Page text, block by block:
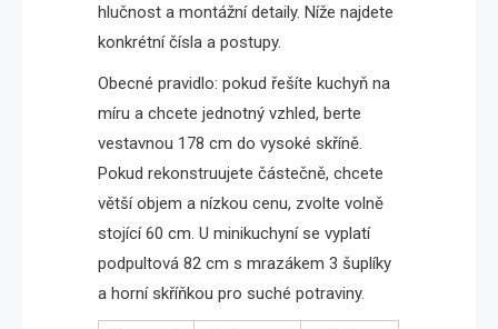
hlučnost a montážní detaily. Níže najdete
konkrétní čísla a postupy.
Obecné pravidlo: pokud řešíte kuchyň na
míru a chcete jednotný vzhled, berte
vestavnou 178 cm do vysoké skříně.
Pokud rekonstruujete částečně, chcete
větší objem a nízkou cenu, zvolte volně
stojící 60 cm. U minikuchyní se vyplatí
podpultová 82 cm s mrazákem 3 šuplíky
a horní skříňkou pro suché potraviny.